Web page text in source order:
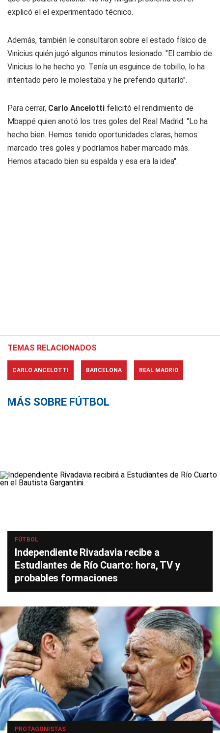
explicó el el experimentado técnico.
Además, también le consultaron sobre el estado físico de
Vinicius quién jugó algunos minutos lesionado: "El cambio de
Vinicius lo he hecho yo. Tenía un esguince de tobillo, lo ha
intentado pero le molestaba y he preferido quitarlo".
Para cerrar, Carlo Ancelotti felicitó el rendimiento de
Mbappé quien anotó los tres goles del Real Madrid: "Lo ha
hecho bien. Hemos tenido oportunidades claras, hemos
marcado tres goles y podríamos haber marcado más.
Hemos atacado bien su espalda y esa era la idea".
TEMAS RELACIONADOS
CARLO ANCELOTTI BARCELONA REAL MADRID
MÁS SOBRE FÚTBOL
FÚTBOL
Independiente Rivadavia recibe a
Estudiantes de Río Cuarto: hora, TV y
probables formaciones
PROTAGONISTAS